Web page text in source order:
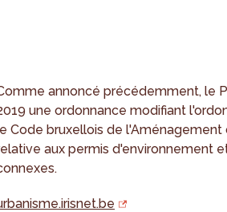
annoncé précédemment, le
une ordonnance modifiant
Code bruxellois de l'Aménagement
aux permis d'environnement